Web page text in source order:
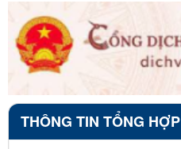
THÔNG TIN TỔNG HỢP